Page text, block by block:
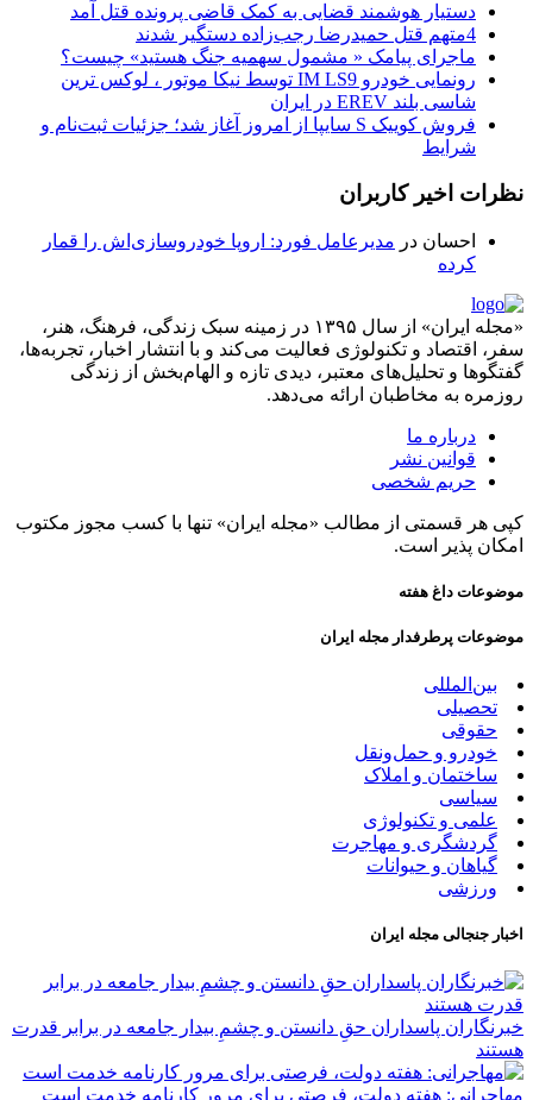
دستیار هوشمند قضایی به کمک قاضی پرونده قتل آمد
4متهم قتل حمیدرضا رجب‌زاده دستگیر شدند
ماجرای پیامک « مشمول سهمیه جنگ هستید» چیست؟
رونمایی خودرو IM LS9 توسط نیکا موتور ، لوکس ترین
شاسی بلند EREV در ایران
فروش کوییک S سایپا از امروز آغاز شد؛ جزئیات ثبت‌نام و
شرایط
نظرات اخیر کاربران
احسان در مدیرعامل فورد: اروپا خودروسازی‌اش را قمار
کرده
«مجله ایران» از سال ۱۳۹۵ در زمینه سبک زندگی، فرهنگ، هنر،
سفر، اقتصاد و تکنولوژی فعالیت می‌کند و با انتشار اخبار، تجربه‌ها،
گفتگوها و تحلیل‌های معتبر، دیدی تازه و الهام‌بخش از زندگی
روزمره به مخاطبان ارائه می‌دهد.
درباره ما
قوانین نشر
حریم شخصی
کپی هر قسمتی از مطالب «مجله ایران» تنها با کسب مجوز مکتوب
امکان پذیر است.
موضوعات داغ هفته
موضوعات پرطرفدار مجله ایران
بین‌المللی
تحصیلی
حقوقی
خودرو و حمل‌و‌نقل
ساختمان و املاک
سیاسی
علمی و تکنولوژی
گردشگری و مهاجرت
گیاهان و حیوانات
ورزشی
اخبار جنجالی مجله ایران
‏خبرنگاران پاسداران حقِ دانستن و چشمِ بیدار جامعه در برابر قدرت
هستند
مهاجرانی: هفته دولت، فرصتی برای مرور کارنامه خدمت است